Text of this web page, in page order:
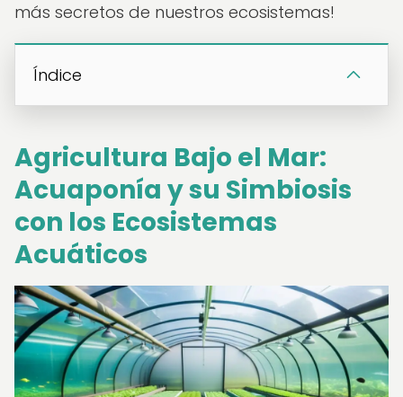
más secretos de nuestros ecosistemas!
Índice
Agricultura Bajo el Mar:
Acuaponía y su Simbiosis
con los Ecosistemas
Acuáticos